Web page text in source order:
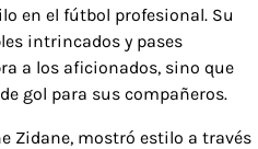
en el fútbol profesional. Su
intrincados y pases
a los aficionados, sino que
gol para sus compañeros.
Zidane, mostró estilo a través